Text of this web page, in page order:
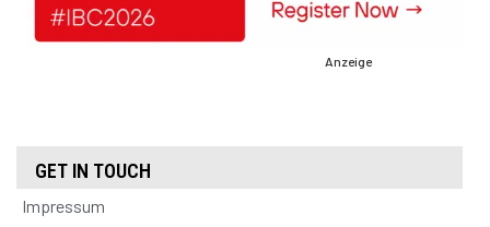
Anzeige
GET IN TOUCH
Impressum